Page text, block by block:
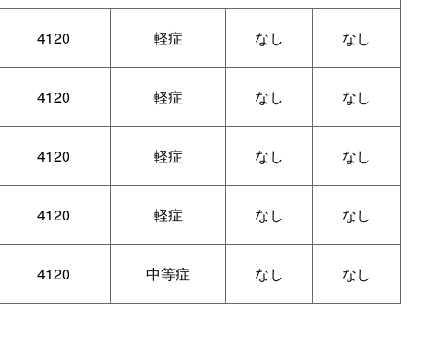
4120 軽症 なし なし
4120 軽症 なし なし
4120 軽症 なし なし
4120 軽症 なし なし
4120 中等症 なし なし